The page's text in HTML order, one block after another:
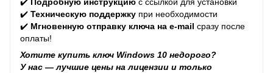
✔️ Подробную инструкцию с ссылкой для установки
✔️ Техническую поддержку при необходимости
✔️ Мгновенную отправку ключа на e-mail сразу после
оплаты!
Хотите купить ключ Windows 10 недорого?
У нас — лучшие цены на лицензии и только